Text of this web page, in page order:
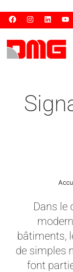
Dans le
bâtiments,
de simples
font